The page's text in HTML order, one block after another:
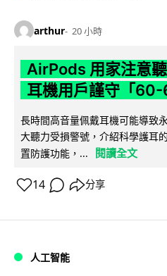
arthur 20 小時
AirPods 用家注意
耳機用戶謹守「
長時間高音量佩戴耳機可能導致
大聽力受損警號，介紹科學護耳
置防護功能，...
閱讀全文
14 分享
人工智能